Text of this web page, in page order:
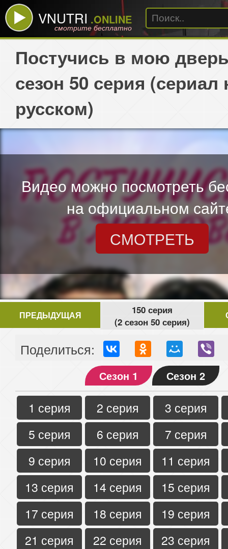
VNUTRI .ONLINE
смотрите бесплатно
Постучись в мою
сезон 50 серия (сериал
русском)
Видео можно посмотреть
на официальном
СМОТРЕТЬ
ПРЕДЫДУЩАЯ
150 серия
(2 сезон 50 серия)
Поделиться:
Сезон 1 Сезон 2
1 серия 2 серия
3 серия
5 серия
6 серия
7 серия
9 серия
10 серия
11 серия
13 серия
14 серия
15 серия
17 серия
18 серия
19 серия
21 серия
22 серия
23 серия